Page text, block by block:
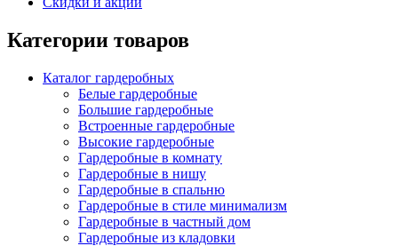
Категории товаров
Каталог гардеробных
Белые гардеробные
Большие гардеробные
Встроенные гардеробные
Высокие гардеробные
Гардеробные в комнату
Гардеробные в нишу
Гардеробные в спальню
Гардеробные в стиле минимализм
Гардеробные в частный дом
Гардеробные из кладовки